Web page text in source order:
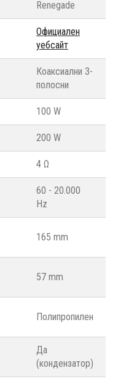
Renegade
Официален
уебсайт
Коаксиални 3-
полосни
100 W
200 W
4 Ω
60 - 20.000
Hz
165 mm
57 mm
Полипропилен
Да
(кондензатор)